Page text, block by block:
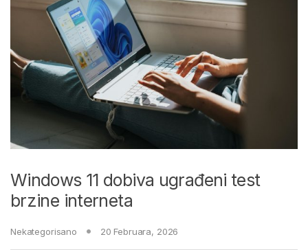
Windows 11 dobiva ugrađeni test
brzine interneta
Nekategorisano 20 Februara, 2026